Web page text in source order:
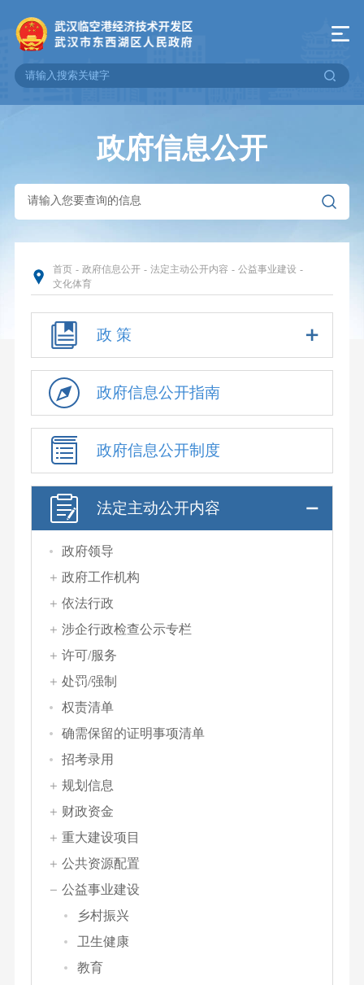
政府信息公开
首页 - 政府信息公开 - 法定主动公开内容 - 公益事业建设 -
文化体育
政 策
政府信息公开指南
政府信息公开制度
法定主动公开内容
政府领导
政府工作机构
依法行政
涉企行政检查公示专栏
许可/服务
处罚/强制
权责清单
确需保留的证明事项清单
招考录用
规划信息
财政资金
重大建设项目
公共资源配置
公益事业建设
乡村振兴
卫生健康
教育